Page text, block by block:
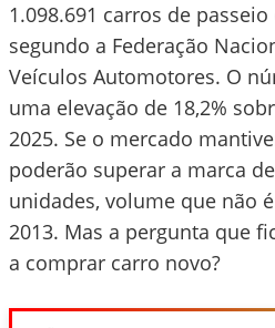
1.098.691 carros de
segundo a Federação
Veículos Automotores. O
uma elevação de 18,2%
2025. Se o mercado
poderão superar a marca
unidades, volume que não
2013. Mas a pergunta que
a comprar carro novo?